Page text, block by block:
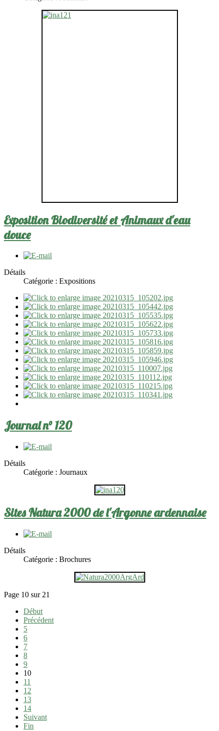
Exposition Biodiversité et Animaux d'eau
douce
Détails
Catégorie : Expositions
Journal n° 120
Détails
Catégorie : Journaux
Sites Natura 2000 de l'Argonne ardennaise
Détails
Catégorie : Brochures
Page 10 sur 21
Début
Précédent
5
6
7
8
9
10
11
12
13
14
Suivant
Fin